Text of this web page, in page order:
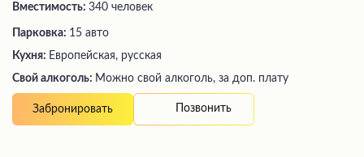
Вместимость: 340 человек
Парковка: 15 авто
Кухня: Европейская, русская
Свой алкоголь: Можно свой алкоголь, за доп. плату
Забронировать Позвонить